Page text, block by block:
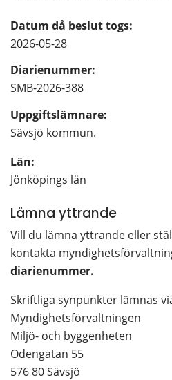
Datum då beslut togs:
2026-05-28
Diarienummer:
SMB-2026-388
Uppgiftslämnare:
Sävsjö kommun.
Län:
Jönköpings län
Lämna yttrande
Vill du lämna yttrande eller
kontakta
diarienummer.
Skriftliga synpunkter lämnas
Myndighetsförvaltningen
Miljö- och byggenheten
Odengatan 55
576 80 Sävsjö